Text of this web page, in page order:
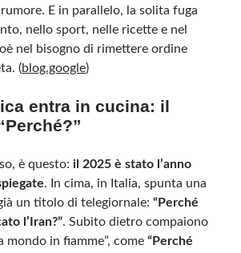
Qualora la loro pubblicazione violasse eventuali
del blog non è responsabile dei siti collegati
E in parallelo, la solita fuga
nello sport, nelle ricette e nel
nel bisogno di rimettere ordine
(blog.google)
entra in cucina: il
è questo:il 2025 è stato l’anno
. In cima, in Italia, spunta una
un titolo di telegiornale:“Perché
l’Iran?”. Subito dietro compaiono
mondo in fiamme”, come“Perché